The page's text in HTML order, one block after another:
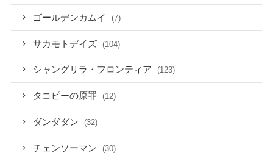
ゴールデンカムイ (7)
サカモトデイズ (104)
シャングリラ・フロンティア (123)
タコピーの原罪 (12)
ダンダダン (32)
チェンソーマン (30)